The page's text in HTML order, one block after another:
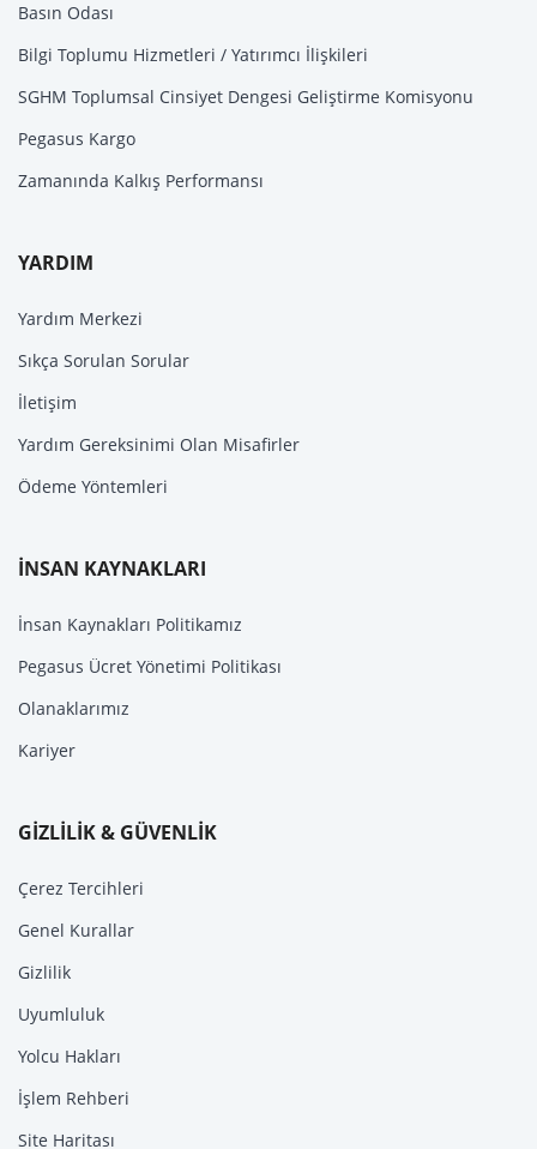
Basın Odası
Bilgi Toplumu Hizmetleri / Yatırımcı İlişkileri
SGHM Toplumsal Cinsiyet Dengesi Geliştirme Komisyonu
Pegasus Kargo
Zamanında Kalkış Performansı
YARDIM
Yardım Merkezi
Sıkça Sorulan Sorular
İletişim
Yardım Gereksinimi Olan Misafirler
Ödeme Yöntemleri
İNSAN KAYNAKLARI
İnsan Kaynakları Politikamız
Pegasus Ücret Yönetimi Politikası
Olanaklarımız
Kariyer
GİZLİLİK & GÜVENLİK
Çerez Tercihleri
Genel Kurallar
Gizlilik
Uyumluluk
Yolcu Hakları
İşlem Rehberi
Site Haritası